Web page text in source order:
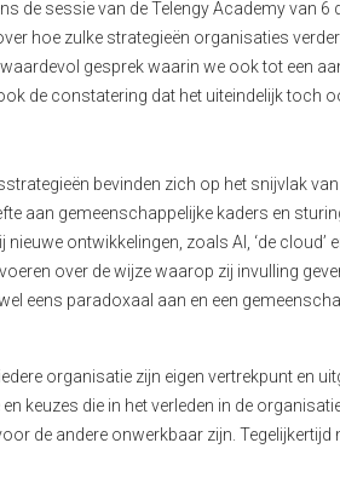
de sessie van de Telengy Academy van 6
hoe zulke strategieën organisaties
gesprek waarin we ook tot een
de constatering dat het uiteindelijk toch
bevinden zich op het snijvlak
aan gemeenschappelijke kaders en
ontwikkelingen, zoals AI, ‘de
over de wijze waarop zij invulling
eens paradoxaal aan en een
organisatie zijn eigen vertrekpunt en
keuzes die in het verleden in de
de andere onwerkbaar zijn.